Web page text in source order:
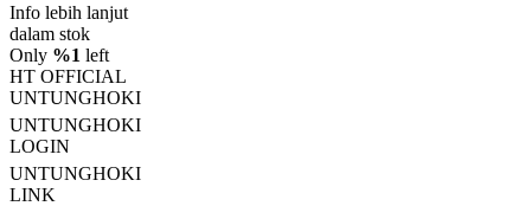
rating
rata-
rata.
Read
13
Reviews.
Tautan
halaman
yang
sama.
Info lebih lanjut
dalam stok
Only %1 left
HT OFFICIAL
UNTUNGHOKI
UNTUNGHOKI
LOGIN
UNTUNGHOKI
LINK